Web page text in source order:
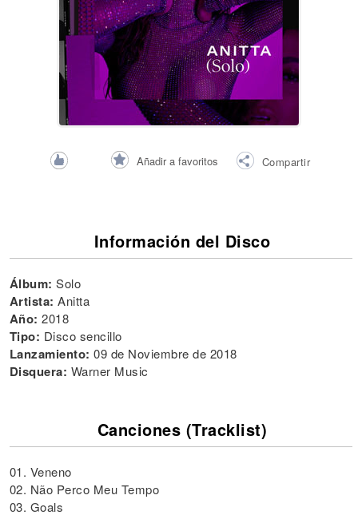
Añadir a favoritos Compartir
Información del Disco
Álbum: Solo
Artista: Anitta
Año: 2018
Tipo: Disco sencillo
Lanzamiento: 09 de Noviembre de 2018
Disquera: Warner Music
Canciones (Tracklist)
01. Veneno
02. Não Perco Meu Tempo
03. Goals